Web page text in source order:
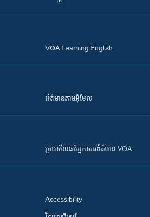
VOA Learning English
ព័ត៌មាន​តាម​អ៊ីមែល
ក្រម​​​សីលធម៌​​​អ្នក​​​សារព័ត៌មាន VOA
Accessibility